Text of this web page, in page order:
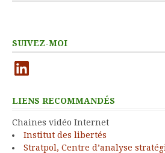
SUIVEZ-MOI
LinkedIn
LIENS RECOMMANDÉS
Chaines vidéo Internet
Institut des libertés
Stratpol, Centre d’analyse